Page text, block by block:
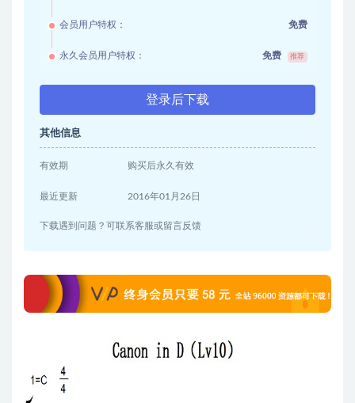
会员用户特权： 免费
永久会员用户特权： 免费 推荐
登录后下载
其他信息
有效期 购买后永久有效
最近更新 2016年01月26日
下载遇到问题？可联系客服或留言反馈